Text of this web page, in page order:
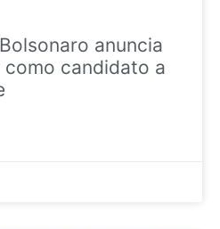
anuncia
candidato a